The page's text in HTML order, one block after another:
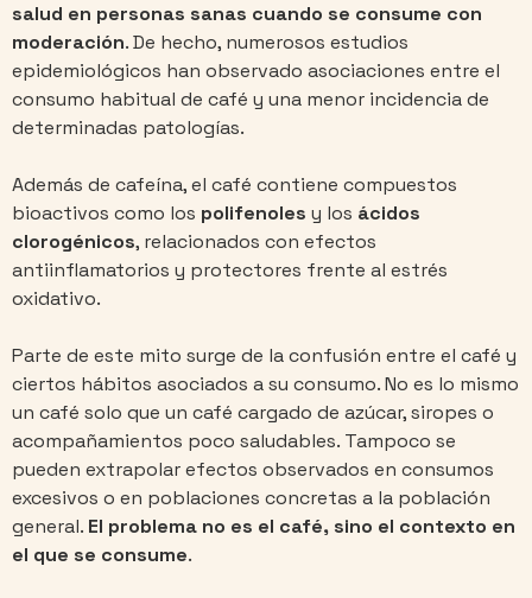
salud en personas sanas cuando se consume con
moderación. De hecho, numerosos estudios
epidemiológicos han observado asociaciones entre el
consumo habitual de café y una menor incidencia de
determinadas patologías.
Además de cafeína, el café contiene compuestos
bioactivos como los polifenoles y los ácidos
clorogénicos, relacionados con efectos
antiinflamatorios y protectores frente al estrés
oxidativo.
Parte de este mito surge de la confusión entre el café y
ciertos hábitos asociados a su consumo. No es lo mismo
un café solo que un café cargado de azúcar, siropes o
acompañamientos poco saludables. Tampoco se
pueden extrapolar efectos observados en consumos
excesivos o en poblaciones concretas a la población
general. El problema no es el café, sino el contexto en
el que se consume.